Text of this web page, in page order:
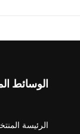
الوسائط
الرئيسة